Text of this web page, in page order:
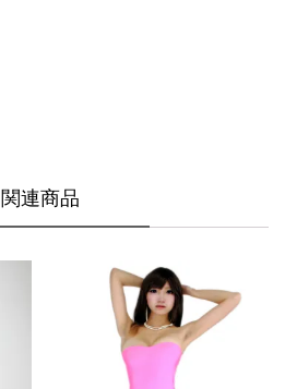
関連商品